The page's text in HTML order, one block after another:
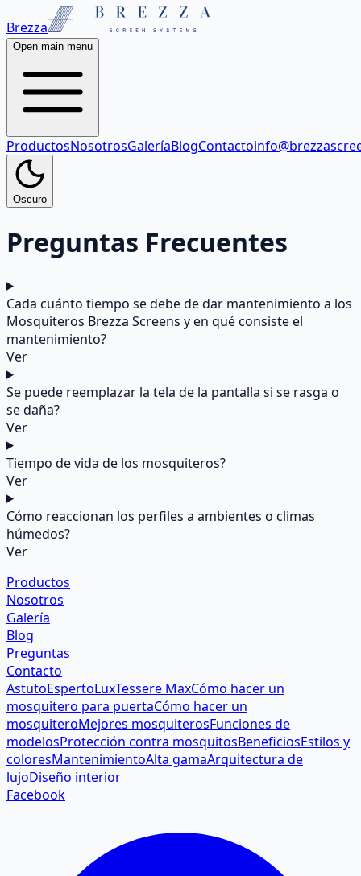
Brezza
Open main menu
ProductosNosotrosGaleríaBlogContacto
Oscuro
Preguntas Frecuentes
Cada cuánto tiempo se debe de dar mantenimiento a los
Mosquiteros Brezza Screens y en qué consiste el
mantenimiento?
Ver
Se puede reemplazar la tela de la pantalla si se rasga o
se daña?
Ver
Tiempo de vida de los mosquiteros?
Ver
Cómo reaccionan los perfiles a ambientes o climas
húmedos?
Ver
Productos
Nosotros
Galería
Blog
Preguntas
Contacto
AstutoEspertoLuxTessere MaxCómo hacer un
mosquitero para puertaCómo hacer un
mosquiteroMejores mosquiterosFunciones de
modelosProtección contra mosquitosBeneficiosEstilos y
coloresMantenimientoAlta gamaArquitectura de
lujoDiseño interior
Facebook